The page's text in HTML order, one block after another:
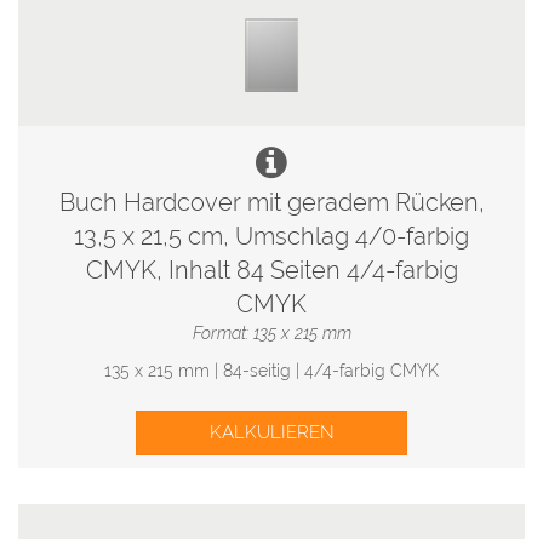
Buch Hardcover mit geradem Rücken,
13,5 x 21,5 cm, Umschlag 4/0-farbig
CMYK, Inhalt 84 Seiten 4/4-farbig
CMYK
Format: 135 x 215 mm
135 x 215 mm | 84-seitig | 4/4-farbig CMYK
KALKULIEREN